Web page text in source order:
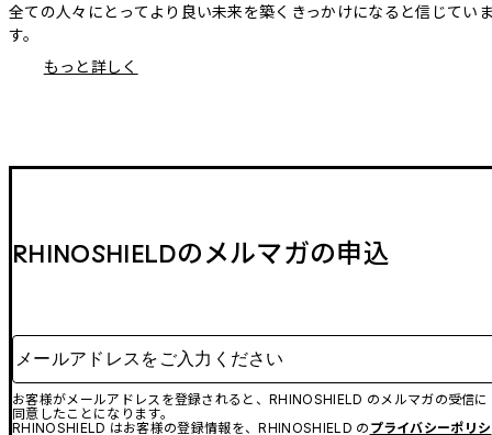
全ての人々にとってより良い未来を築くきっかけになると信じてい
す。
もっと詳しく
RHINOSHIELDのメルマガの申込
メールアドレスをご入力ください
お客様がメールアドレスを登録されると、RHINOSHIELD のメルマガの受信に
同意したことになります。
RHINOSHIELD はお客様の登録情報を、RHINOSHIELD の プライバシーポリシ